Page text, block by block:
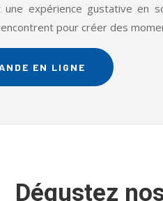
expérience gustative en
pour créer des
EN LIGNE
Dégustez